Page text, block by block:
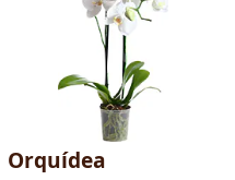
Orquídea